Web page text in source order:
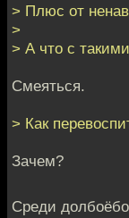
> Плюс от
>
> А что с
Смеяться.
> Как
Зачем?
Среди